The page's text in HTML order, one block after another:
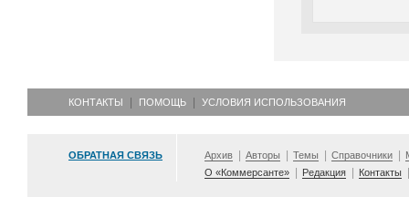
КОНТАКТЫ ПОМОЩЬ УСЛОВИЯ ИСПОЛЬЗОВАНИЯ
ОБРАТНАЯ СВЯЗЬ Архив Авторы Темы Справочники
О «Коммерсанте»
Редакция Контакты